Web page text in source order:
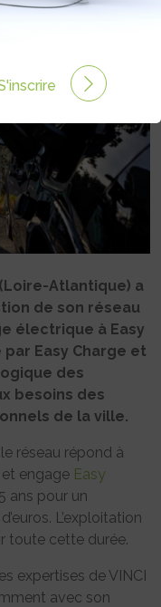
Atlantique) a
de son réseau
électrique à Easy
Easy Charge et
des
besoins des
de la ville.
réseau répond à
engage Easy
ans pour un
L’exploitation
toute cette durée.
expertises de VINCI
avec son